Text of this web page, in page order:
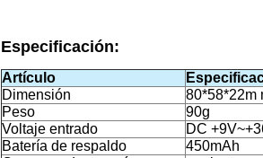
Especificación:
Artículo
Dimensión
80*58*22m
Peso
90g
Voltaje entrado
DC
Batería de respaldo
450mAh